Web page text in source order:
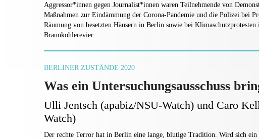
Aggressor*innen gegen Journalist*innen waren Teilnehmende von
Maßnahmen zur Eindämmung der Corona-Pandemie und die Polizei bei
Räumung von besetzten Häusern in Berlin sowie bei Klimaschutzprotesten
Braunkohlerevier.
BERLINER ZUSTÄNDE 2020
Was ein Untersuchungsausschuss
Ulli Jentsch (apabiz/NSU-Watch) und Caro
Watch)
Der rechte Terror hat in Berlin eine lange, blutige Tradition. Wird sich